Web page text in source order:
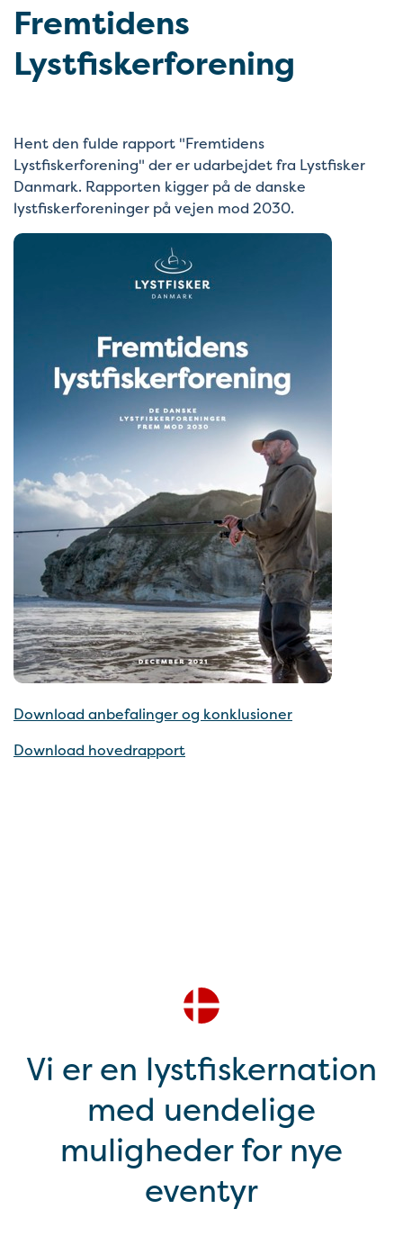
Fremtidens
Lystfiskerforening
Hent den fulde rapport "Fremtidens
Lystfiskerforening" der er udarbejdet fra Lystfisker
Danmark. Rapporten kigger på de danske
lystfiskerforeninger på vejen mod 2030.
Download anbefalinger og konklusioner
Download hovedrapport
Vi er en lystfiskernation
med uendelige
muligheder for nye
eventyr